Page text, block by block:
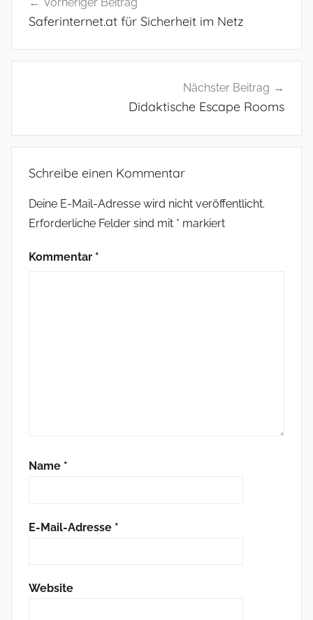
Saferinternet.at für Sicherheit im Netz
Nächster Beitrag
Didaktische Escape Rooms
Schreibe einen Kommentar
Deine E-Mail-Adresse wird nicht veröffentlicht.
Erforderliche Felder sind mit * markiert
Kommentar *
Name *
E-Mail-Adresse *
Website